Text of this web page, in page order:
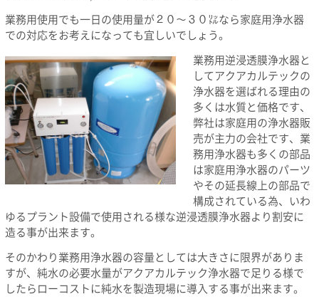
業務用使用でも一日の使用量が２０～３０㍑なら家庭用浄水器
での対応をお考えになっても宜しいでしょう。
業務用逆浸透膜浄水器と
してアクアカルテックの
浄水器を選ばれる理由の
多くは水質と価格です、
弊社は家庭用の浄水器販
売が主力の会社です、業
務用浄水器も多くの部品
は家庭用浄水器のパーツ
やその延長線上の部品で
構成されている為、いわ
ゆるプラント設備で使用される様な逆浸透膜浄水器より割安に
造る事が出来ます。
そのかわり業務用浄水器の容量としては大きさに限界がありま
すが、純水の必要水量がアクアカルテック浄水器で足りる様で
したらローコストに純水を製造現場に導入する事が出来ます。